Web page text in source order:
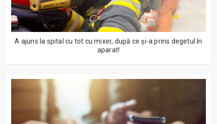
A ajuns la spital cu tot cu mixer, după ce și-a prins degetul în
aparat!